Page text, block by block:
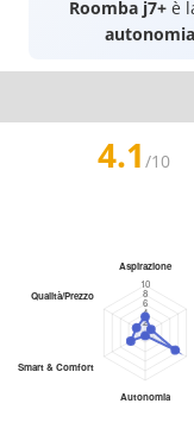
Roomba j7+è
autonomia
4.1 /10